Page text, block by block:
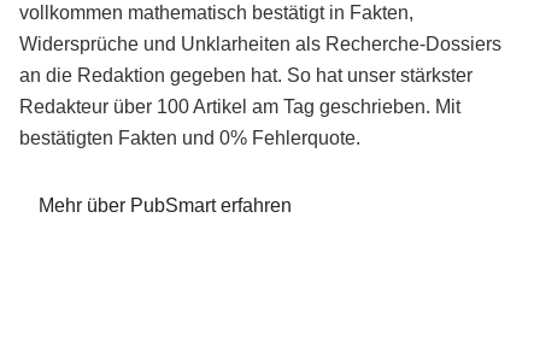
vollkommen mathematisch bestätigt in Fakten,
Widersprüche und Unklarheiten als Recherche-Dossiers
an die Redaktion gegeben hat. So hat unser stärkster
Redakteur über 100 Artikel am Tag geschrieben. Mit
bestätigten Fakten und 0% Fehlerquote.
Mehr über PubSmart erfahren